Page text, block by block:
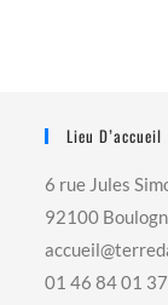
Lieu D’accueil
6 rue Jules
92100
01 46 84 01 37